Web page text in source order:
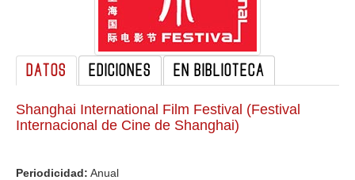
DATOS EDICIONES EN BIBLIOTECA
Shanghai International Film Festival (Festival
Internacional de Cine de Shanghai)
Periodicidad: Anual